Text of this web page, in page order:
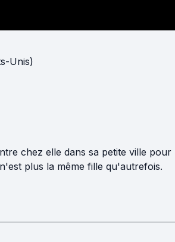
Unis)
chez elle dans sa petite ville pour
plus la même fille qu'autrefois.